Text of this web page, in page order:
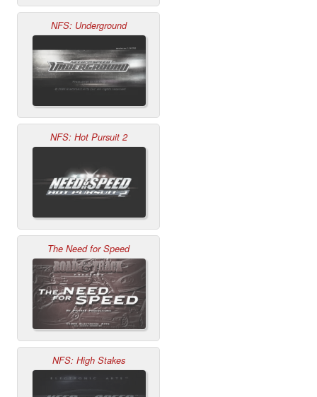
NFS: Underground
NFS: Hot Pursuit 2
The Need for Speed
NFS: High Stakes